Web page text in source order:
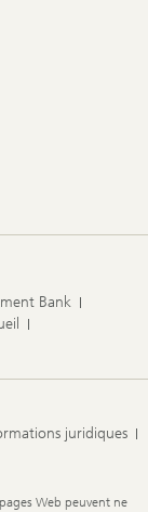
Bank
juridiques
Web peuvent ne